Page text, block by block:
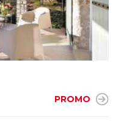
PROMO